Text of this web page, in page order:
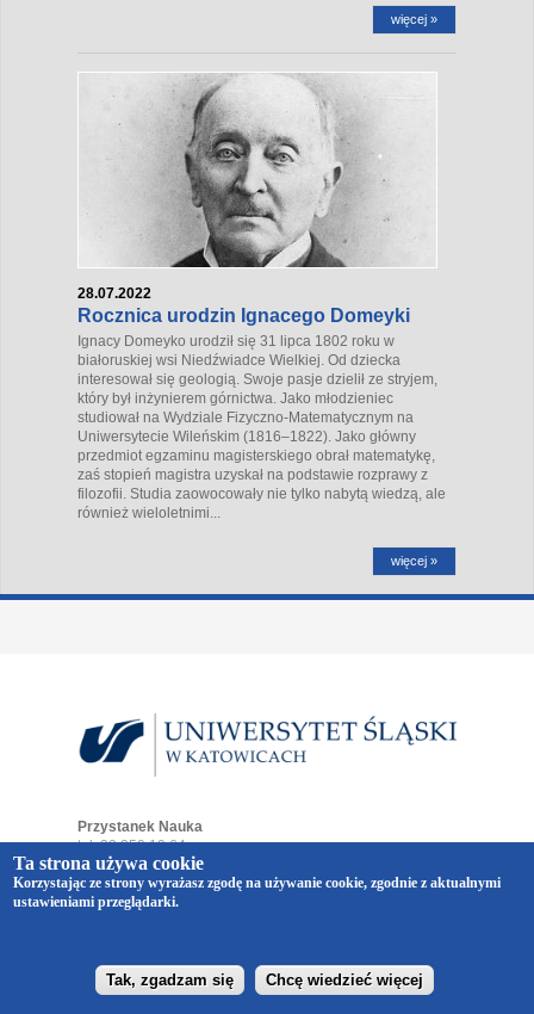
więcej »
28.07.2022
Rocznica urodzin Ignacego Domeyki
Ignacy Domeyko urodził się 31 lipca 1802 roku w
białoruskiej wsi Niedźwiadce Wielkiej. Od dziecka
interesował się geologią. Swoje pasje dzielił ze stryjem,
który był inżynierem górnictwa. Jako młodzieniec
studiował na Wydziale Fizyczno-Matematycznym na
Uniwersytecie Wileńskim (1816–1822). Jako główny
przedmiot egzaminu magisterskiego obrał matematykę,
zaś stopień magistra uzyskał na podstawie rozprawy z
filozofii. Studia zaowocowały nie tylko nabytą wiedzą, ale
również wieloletnimi...
więcej »
Przystanek Nauka
tel. 32 359 19 64
e-mail:przystaneknauka@us.edu.pl
ul. Bankowa 12
40-007 Katowice
Wszelkie prawa zastrzeżone.
realizacjaVermont
Ta strona używa cookie
Korzystając ze strony wyrażasz zgodę na używanie cookie, zgodnie z aktualnymi
ustawieniami przeglądarki.
Tak, zgadzam się Chcę wiedzieć więcej